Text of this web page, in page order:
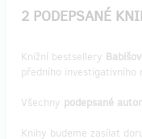
2 PODEPSANÉ
Knižní bestsellery
předního investigativního
Všechny podepsané
Knihy budeme zasílat